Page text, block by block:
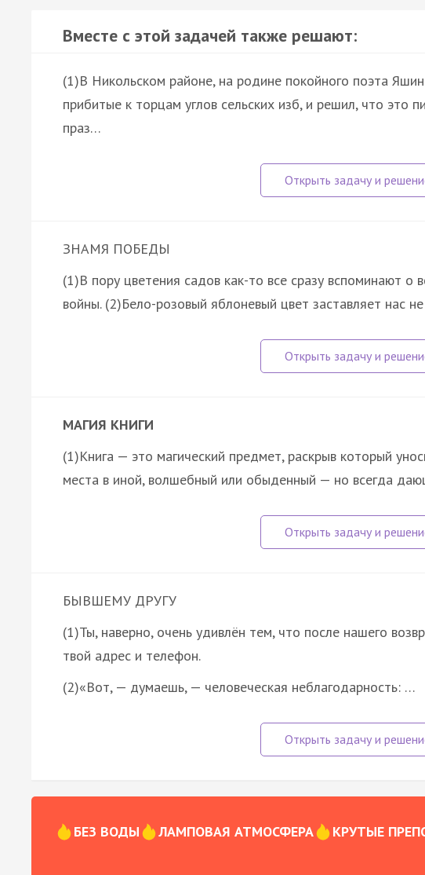
Вместе с этой задачей также решают:
(1)В Никольском районе, на родине покойного поэта
прибитые к торцам углов сельских изб, и решил, что это
праз…
ЗНАМЯ ПОБЕДЫ
(1)В пору цветения садов как-то все сразу вспоминают о
войны. (2)Бело-розовый яблоневый цвет заставляет нас
МАГИЯ КНИГИ
(1)Книга — это магический предмет, раскрыв который
места в иной, волшебный или обыденный — но всегда
БЫВШЕМУ ДРУГУ
(1)Ты, наверно, очень удивлён тем, что после нашего
твой адрес и телефон.
(2)«Вот, — думаешь, — человеческая неблагодарность: …
БЕЗ ВОДЫ ЛАМПОВАЯ АТМОСФЕРА КРУТЫЕ